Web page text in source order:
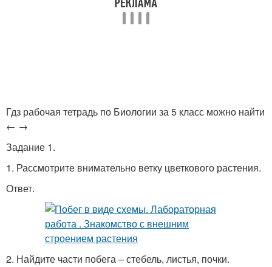
Гдз рабочая тетрадь по Биологии за 5 класс можно найти
← →
Задание 1.
1. Рассмотрите внимательно ветку цветкового растения.
Ответ.
2. Найдите части побега – стебель, листья, почки.